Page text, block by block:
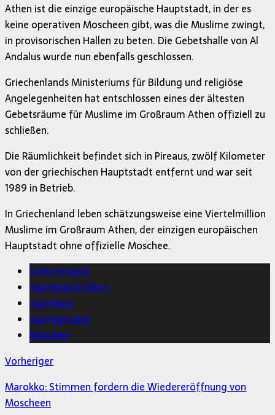
Athen ist die einzige europäische Hauptstadt, in der es
keine operativen Moscheen gibt, was die Muslime zwingt,
in provisorischen Hallen zu beten. Die Gebetshalle von Al
Andalus wurde nun ebenfalls geschlossen.
Griechenlands Ministeriums für Bildung und religiöse
Angelegenheiten hat entschlossen eines der ältesten
Gebetsräume für Muslime im Großraum Athen offiziell zu
schließen.
Die Räumlichkeit befindet sich in Pireaus, zwölf Kilometer
von der griechischen Hauptstadt entfernt und war seit
1989 in Betrieb.
In Griechenland leben schätzungsweise eine Viertelmillion
Muslime im Großraum Athen, der einzigen europäischen
Hauptstadt ohne offizielle Moschee.
Griechenland
Islamfeindlichkeit
Islamhass
Islamophobie
Moschee
Vorheriger
Marokko: Stimmen fordern die Wiedereröffnung von
Moscheen